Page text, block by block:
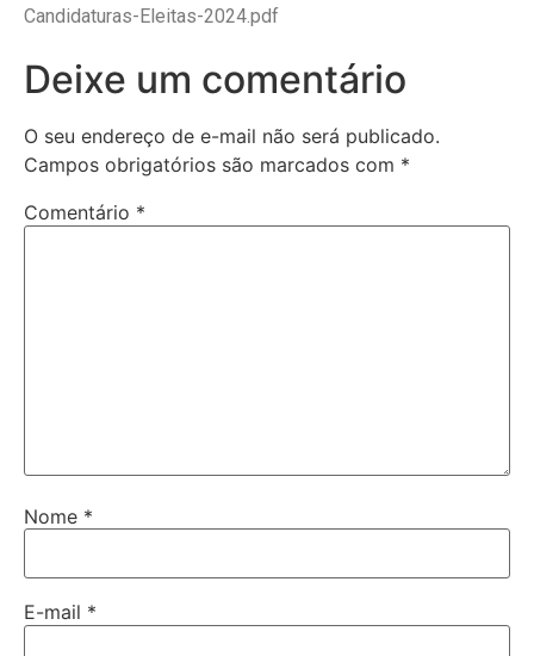
Candidaturas-Eleitas-2024.pdf
Deixe um comentário
O seu endereço de e-mail não será publicado.
Campos obrigatórios são marcados com *
Comentário *
Nome *
E-mail *